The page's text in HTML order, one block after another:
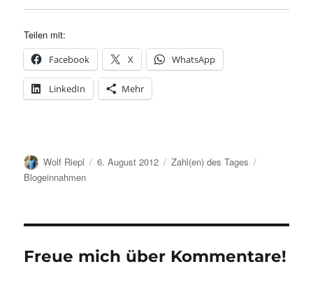
Teilen mit:
Facebook X WhatsApp
LinkedIn Mehr
Autor
Wolf Riepl
Veröffentlicht
6. August 2012 Kategorien
Zahl(en) des Tages
Blogeinnahmen
Freue mich über Kommentare!